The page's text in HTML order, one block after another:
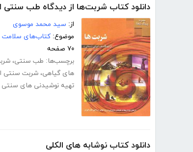
دانلود کتاب شربت‌ها از دیدگاه طب سنتی
از: سید محمد موسوی
موضوع: کتاب‌های سلامت
۷۰ صفحه
برچسب‌ها: طب سنتی،
های گیاهی، شربت سنتی
تهیه نوشیدنی های سنتی
دانلود کتاب نوشابه های الکلی